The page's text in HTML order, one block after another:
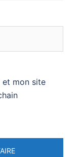
et mon site